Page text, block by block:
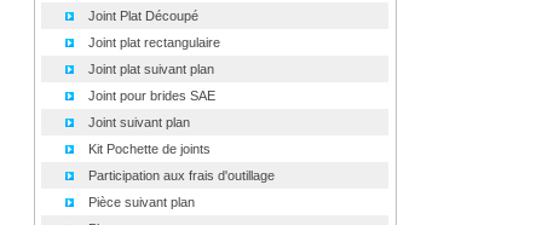
Joint Plat Découpé
Joint plat rectangulaire
Joint plat suivant plan
Joint pour brides SAE
Joint suivant plan
Kit Pochette de joints
Participation aux frais d'outillage
Pièce suivant plan